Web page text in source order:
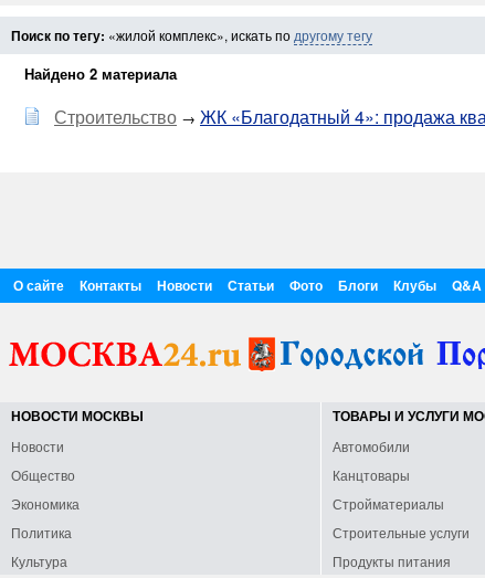
Поиск по тегу: «жилой комплекс», искать по другому тегу
Найдено 2 материала
Строительство → ЖК «Благодатный 4»: продажа
О сайте Контакты Новости Статьи Фото Блоги Клубы Q&A
НОВОСТИ МОСКВЫ
Новости
Общество
Экономика
Политика
Культура
ТОВАРЫ И УСЛУГИ
Автомобили
Канцтовары
Стройматериалы
Строительные услуги
Продукты питания